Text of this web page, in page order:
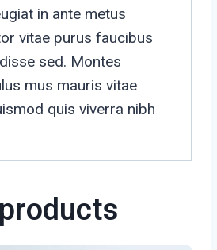
in ante metus
vitae purus faucibus
sed. Montes
mus mauris vitae
quis viverra nibh